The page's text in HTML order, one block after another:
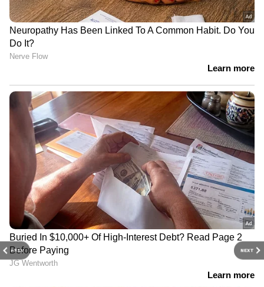
PREV NEXT